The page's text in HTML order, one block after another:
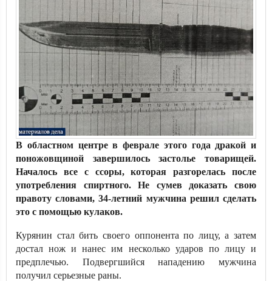
В областном центре в феврале этого года дракой и
поножовщиной завершилось застолье товарищей.
Началось все с ссоры, которая разгорелась после
употребления спиртного. Не сумев доказать свою
правоту словами, 34-летний мужчина решил сделать
это с помощью кулаков.
Курянин стал бить своего оппонента по лицу, а затем
достал нож и нанес им несколько ударов по лицу и
предплечью. Подвергшийся нападению мужчина
получил серьезные раны.